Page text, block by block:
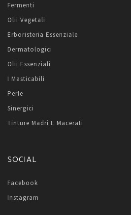
Fermenti
Olii Vegetali
Erboristeria Essenziale
Dermatologici
Olii Essenziali
I Masticabili
Perle
Sinergici
Tinture Madri E Macerati
SOCIAL
Facebook
Instagram